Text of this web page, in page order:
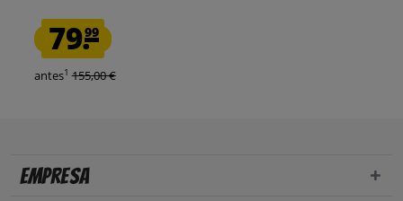
79.99
antes1 155,00 €
Empresa